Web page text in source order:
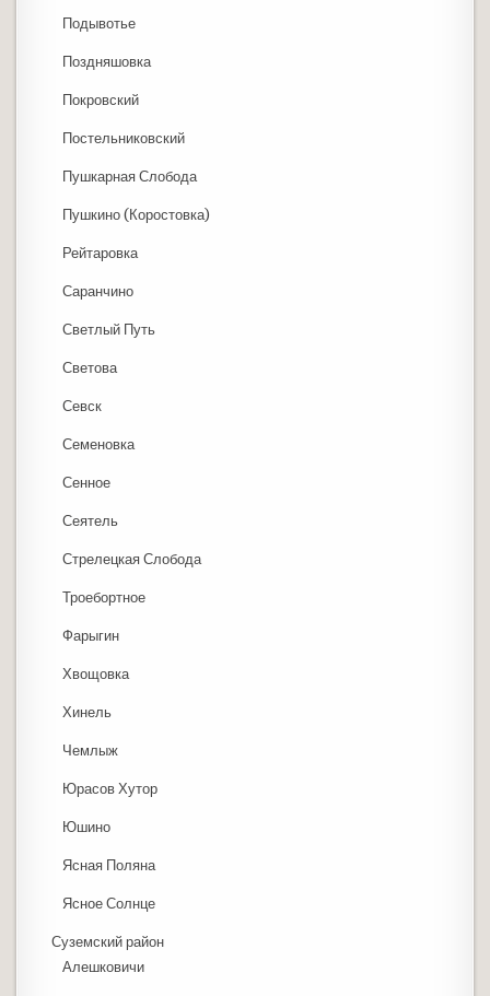
Подывотье
Поздняшовка
Покровский
Постельниковский
Пушкарная Слобода
Пушкино (Коростовка)
Рейтаровка
Саранчино
Светлый Путь
Светова
Севск
Семеновка
Сенное
Сеятель
Стрелецкая Слобода
Троебортное
Фарыгин
Хвощовка
Хинель
Чемлыж
Юрасов Хутор
Юшино
Ясная Поляна
Ясное Солнце
Суземский район
Алешковичи